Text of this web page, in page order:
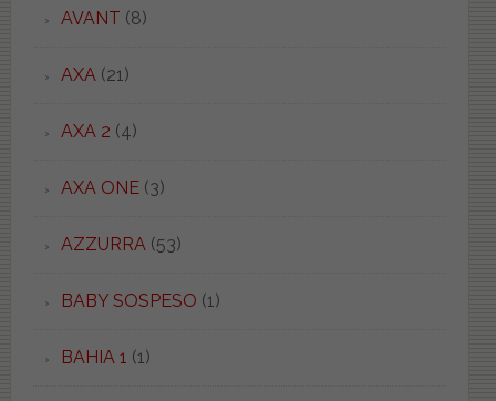
AVANT (8)
AXA(21)
AXA 2 (4)
AXA ONE(3)
AZZURRA(53)
BABY SOSPESO (1)
BAHIA 1 (1)